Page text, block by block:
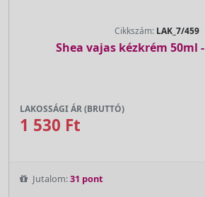
Cikkszám: LAK_7/459
Shea vajas kézkrém 50ml
LAKOSSÁGI ÁR (BRUTTÓ)
1 530 Ft
Jutalom:31 pont